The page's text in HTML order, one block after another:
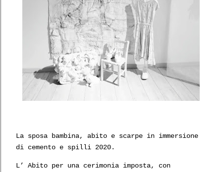
La sposa bambina, abito e scarpe in immersione
di cemento e spilli 2020.
L’ Abito per una cerimonia imposta, con